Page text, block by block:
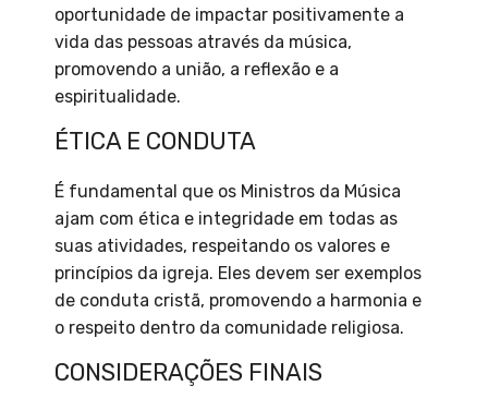
oportunidade de impactar positivamente a
vida das pessoas através da música,
promovendo a união, a reflexão e a
espiritualidade.
ÉTICA E CONDUTA
É fundamental que os Ministros da Música
ajam com ética e integridade em todas as
suas atividades, respeitando os valores e
princípios da igreja. Eles devem ser exemplos
de conduta cristã, promovendo a harmonia e
o respeito dentro da comunidade religiosa.
CONSIDERAÇÕES FINAIS